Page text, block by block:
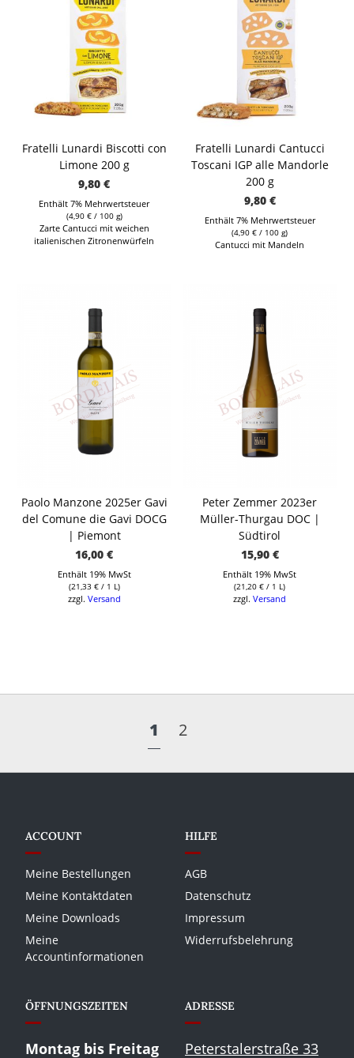
Fratelli Lunardi Biscotti con
Limone 200 g
9,80€
Enthält 7% Mehrwertsteuer
(4,90 €/ 100 g)
Zarte Cantucci mit weichen
italienischen Zitronenwürfeln
Fratelli Lunardi Cantucci
Toscani IGP alle Mandorle
200 g
9,80 €
Enthält 7% Mehrwertsteuer
(4,90€ / 100 g)
Cantucci mit Mandeln
Paolo Manzone 2025er Gavi
del Comune die Gavi DOCG
| Piemont
16,00€
Enthält 19% MwSt
(21,33 €/ 1 L)
zzgl. Versand
Peter Zemmer 2023er
Müller-Thurgau DOC |
Südtirol
15,90 €
Enthält 19% MwSt
(21,20€ / 1 L)
zzgl.Versand
1 2
ACCOUNT
Meine Bestellungen
Meine Kontaktdaten
Meine Downloads
Meine
Accountinformationen
HILFE
AGB
Datenschutz
Impressum
Widerrufsbelehrung
ÖFFNUNGSZEITEN
Montag bis Freitag
ADRESSE
Peterstalerstraße 33